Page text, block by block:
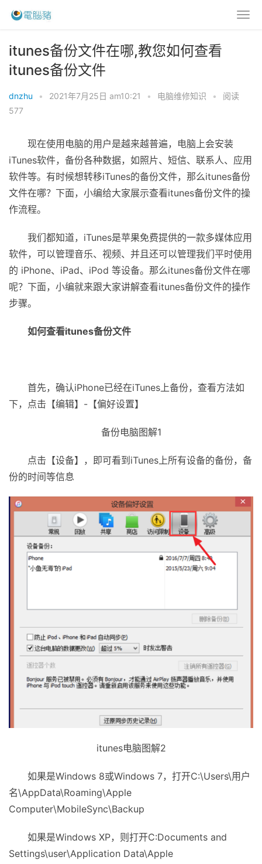
itunes备份文件在哪,教您如何查看
itunes备份文件
dnzhu • 2021年7月25日 am10:21 • 电脑维修知识 •
阅读
577
现在使用电脑的用户是越来越普遍，电脑上会安装
iTunes软件，备份各种数据，如照片、短信、联系人、应用
软件等。有时候想转移iTunes的备份文件，那么itunes备份
文件在哪？下面，小编给大家展示查看itunes备份文件的操
作流程。
我们都知道，iTunes是苹果免费提供的一款多媒体应用
软件，可以管理音乐、视频、并且还可以管理我们平时使用
的 iPhone、iPad、iPod 等设备。那么itunes备份文件在哪
呢？下面，小编就来跟大家讲解查看itunes备份文件的操作
步骤。
如何查看itunes备份文件
首先，确认iPhone已经在iTunes上备份，查看方法如
下，点击【编辑】-【偏好设置】
备份电脑图解1
点击【设备】，即可看到iTunes上所有设备的备份，备
份的时间等信息
itunes电脑图解2
如果是Windows 8或Windows 7，打开C:\Users\用户
名\AppData\Roaming\Apple
Computer\MobileSync\Backup
如果是Windows XP，则打开C:Documents and
Settings\user\Application Data\Apple